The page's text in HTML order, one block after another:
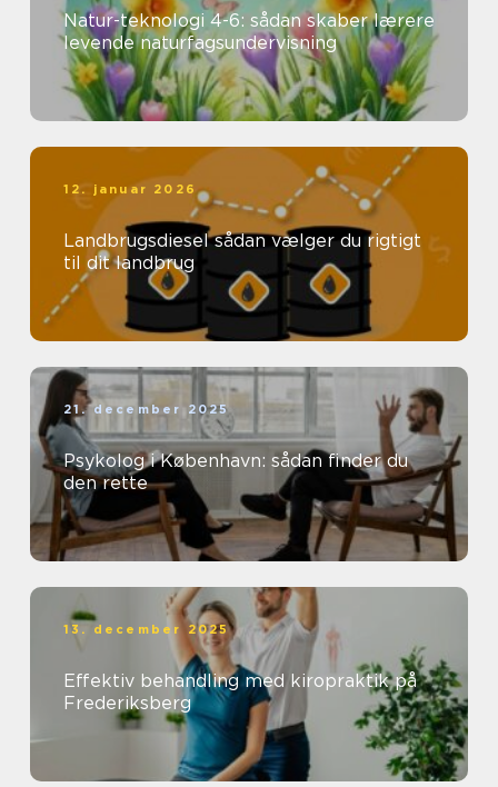
Natur-teknologi 4-6: sådan skaber lærere
levende naturfagsundervisning
12. januar 2026
Landbrugsdiesel sådan vælger du rigtigt
til dit landbrug
21. december 2025
Psykolog i København: sådan finder du
den rette
13. december 2025
Effektiv behandling med kiropraktik på
Frederiksberg